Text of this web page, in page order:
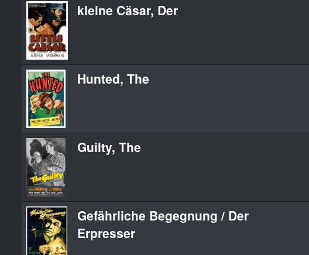
kleine Cäsar, Der
Hunted, The
Guilty, The
Gefährliche Begegnung / Der
Erpresser